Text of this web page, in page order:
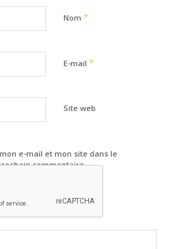
Nom *
E-mail *
Site web
e-mail et mon site dans le
commentaire.